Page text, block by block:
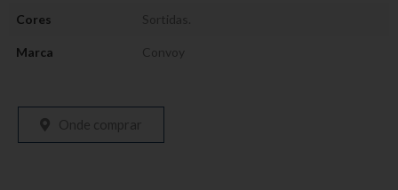
Cores Sortidas.
Marca Convoy
Onde comprar